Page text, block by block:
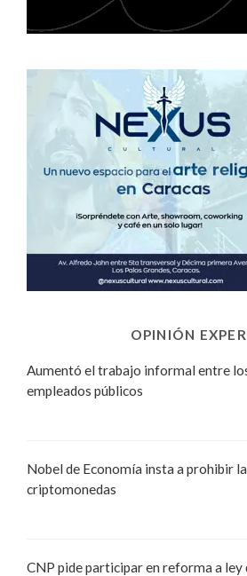
OPINIÓN
Aumentó el trabajo informal entre
empleados públicos
Nobel de Economía insta a prohibir
criptomonedas
CNP pide participar en reforma a ley